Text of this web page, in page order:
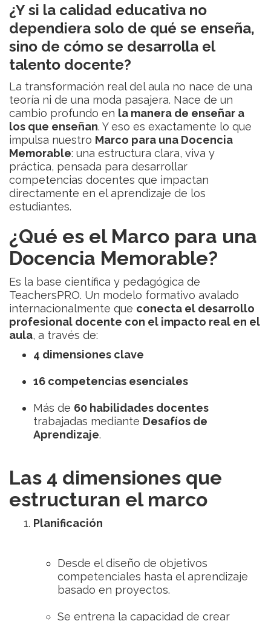
¿Y si la calidad educativa no
dependiera solo de qué se enseña,
sino de cómo se desarrolla el
talento docente?
La transformación real del aula no nace de una
teoría ni de una moda pasajera. Nace de un
cambio profundo en la manera de enseñar a
los que enseñan. Y eso es exactamente lo que
impulsa nuestro Marco para una Docencia
Memorable: una estructura clara, viva y
práctica, pensada para desarrollar
competencias docentes que impactan
directamente en el aprendizaje de los
estudiantes.
¿Qué es el Marco para una
Docencia Memorable?
Es la base científica y pedagógica de
TeachersPRO. Un modelo formativo avalado
internacionalmente que conecta el desarrollo
profesional docente con el impacto real en el
aula, a través de:
4 dimensiones clave
16 competencias esenciales
Más de 60 habilidades docentes
trabajadas mediante Desafíos de
Aprendizaje.
Las 4 dimensiones que
estructuran el marco
Planificación
Desde el diseño de objetivos
competenciales hasta el aprendizaje
basado en proyectos.
Se entrena la capacidad de crear